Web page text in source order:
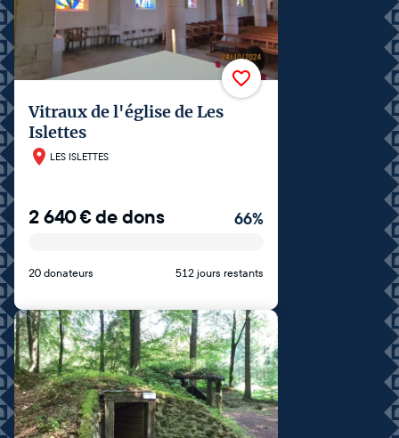
Vitraux de l'église de Les
Islettes
LES ISLETTES
2 640€de dons 66%
20 donateurs 512 jours restants